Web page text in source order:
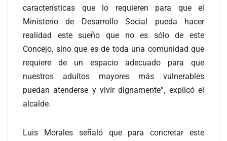
características que lo requieren para que el
Ministerio de Desarrollo Social pueda hacer
realidad este sueño que no es sólo de este
Concejo, sino que es de toda una comunidad que
requiere de un espacio adecuado para que
nuestros adultos mayores más vulnerables
puedan atenderse y vivir dignamente”, explicó el
alcalde.
Luis Morales señaló que para concretar este